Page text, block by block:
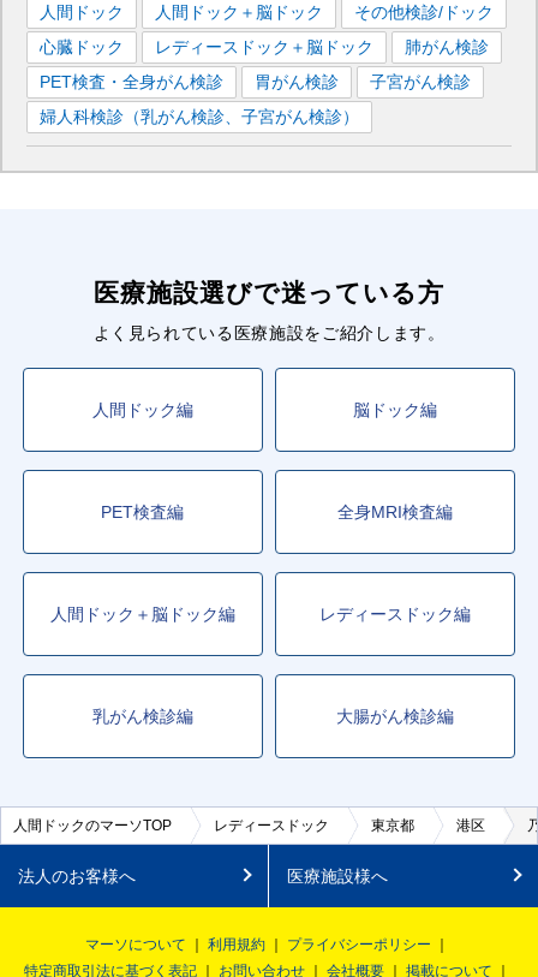
人間ドック
人間ドック＋脳ドック
その他検診/ドック
心臓ドック
レディースドック＋脳ドック
肺がん検診
PET検査・全身がん検診
胃がん検診
子宮がん検診
婦人科検診（乳がん検診、子宮がん検診）
医療施設選びで迷っている方
よく見られている医療施設をご紹介します。
人間ドック編 脳ドック編
PET検査編 全身MRI検査編
人間ドック＋脳ドック編 レディースドック編
乳がん検診編 大腸がん検診編
人間ドックのマーソTOP レディースドック 東京都 港区
法人のお客様へ 医療施設様へ
マーソについて 利用規約
プライバシーポリシー
特定商取引法に基づく表記
お問い合わせ 会社概要 掲載について